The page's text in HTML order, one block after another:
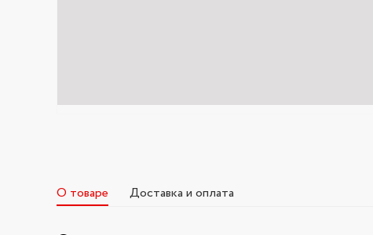
О товаре Доставка и оплата